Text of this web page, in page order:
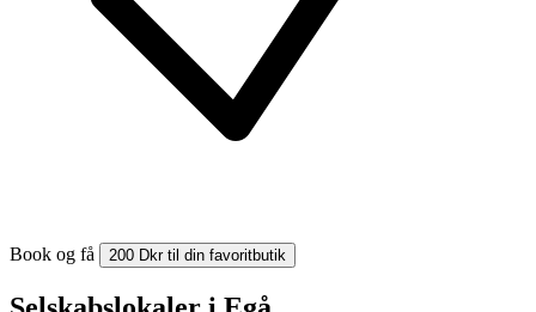
Book og få 200 Dkr til din favoritbutik